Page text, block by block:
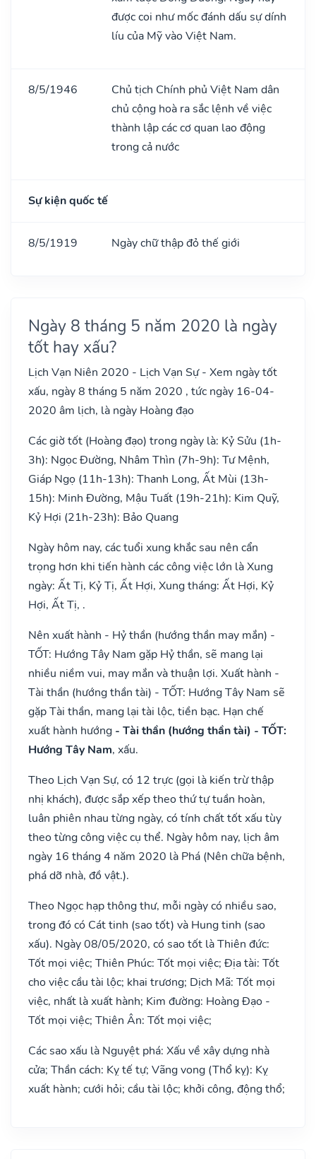
được coi như mốc đánh dấu sự dính
líu của Mỹ vào Việt Nam.
8/5/1946
Chủ tịch Chính phủ Việt Nam dân
chủ cộng hoà ra sắc lệnh về việc
thành lập các cơ quan lao động
trong cả nước
Sự kiện quốc tế
8/5/1919 Ngày chữ thập đỏ thế giới
Ngày 8 tháng 5 năm 2020 là ngày
tốt hay xấu?
Lịch Vạn Niên 2020 - Lịch Vạn Sự - Xem ngày tốt
xấu, ngày 8 tháng 5 năm 2020 , tức ngày 16-04-
2020 âm lịch, là ngày Hoàng đạo
Các giờ tốt (Hoàng đạo) trong ngày là: Kỷ Sửu (1h-
3h): Ngọc Đường, Nhâm Thìn (7h-9h): Tư Mệnh,
Giáp Ngọ (11h-13h): Thanh Long, Ất Mùi (13h-
15h): Minh Đường, Mậu Tuất (19h-21h): Kim Quỹ,
Kỷ Hợi (21h-23h): Bảo Quang
Ngày hôm nay, các tuổi xung khắc sau nên cẩn
trọng hơn khi tiến hành các công việc lớn là Xung
ngày: Ất Tị, Kỷ Tị, Ất Hợi, Xung tháng: Ất Hợi, Kỷ
Hợi, Ất Tị, .
Nên xuất hành - Hỷ thần (hướng thần may mắn) -
TỐT: Hướng Tây Nam gặp Hỷ thần, sẽ mang lại
nhiều niềm vui, may mắn và thuận lợi. Xuất hành -
Tài thần (hướng thần tài) - TỐT: Hướng Tây Nam sẽ
gặp Tài thần, mang lại tài lộc, tiền bạc. Hạn chế
xuất hành hướng - Tài thần (hướng thần tài) - TỐT:
Hướng Tây Nam, xấu.
Theo Lịch Vạn Sự, có 12 trực (gọi là kiến trừ thập
nhị khách), được sắp xếp theo thứ tự tuần hoàn,
luân phiên nhau từng ngày, có tính chất tốt xấu tùy
theo từng công việc cụ thể. Ngày hôm nay, lịch âm
ngày 16 tháng 4 năm 2020 là Phá (Nên chữa bệnh,
phá dỡ nhà, đồ vật.).
Theo Ngọc hạp thông thư, mỗi ngày có nhiều sao,
trong đó có Cát tinh (sao tốt) và Hung tinh (sao
xấu). Ngày 08/05/2020, có sao tốt là Thiên đức:
Tốt mọi việc; Thiên Phúc: Tốt mọi việc; Địa tài: Tốt
cho việc cầu tài lộc; khai trương; Dịch Mã: Tốt mọi
việc, nhất là xuất hành; Kim đường: Hoàng Đạo -
Tốt mọi việc; Thiên Ân: Tốt mọi việc;
Các sao xấu là Nguyệt phá: Xấu về xây dựng nhà
cửa; Thần cách: Kỵ tế tự; Vãng vong (Thổ kỵ): Kỵ
xuất hành; cưới hỏi; cầu tài lộc; khởi công, động thổ;